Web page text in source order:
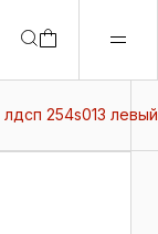
254s013 левый